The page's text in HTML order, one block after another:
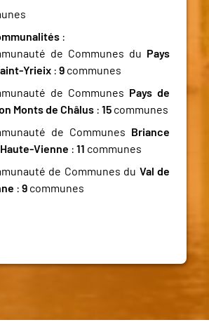
:
de Communes du Pays
Yrieix : 9 communes
de Communes Pays de
Monts de Châlus : 15 communes
de Communes Briance
Vienne : 11 communes
de Communes du Val de
: 9 communes